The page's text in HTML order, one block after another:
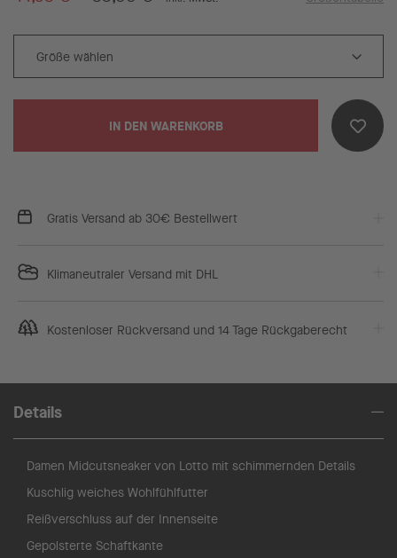
IN DEN WARENKORB
Gratis Versand ab 30€ Bestellwert
Klimaneutraler Versand mit DHL
Kostenloser Rückversand und 14 Tage Rückgaberecht
Details
Damen Midcutsneaker von Lotto mit schimmernden Details
Kuschlig weiches Wohlfühlfutter
Reißverschluss auf der Innenseite
Gepolsterte Schaftkante